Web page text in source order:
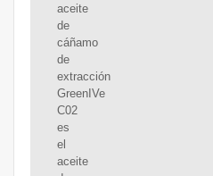
aceite
de
cáñamo
de
extracción
GreenIVe
C02
es
el
aceite